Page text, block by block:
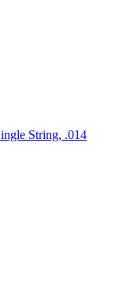
String, .014